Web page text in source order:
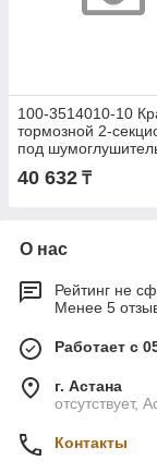
100-3514010-10
тормозной 2-
под
40 632 ₸
О нас
Рейтинг не
Менее 5
Работает с
г. Астана
отсутствует,
Контакты